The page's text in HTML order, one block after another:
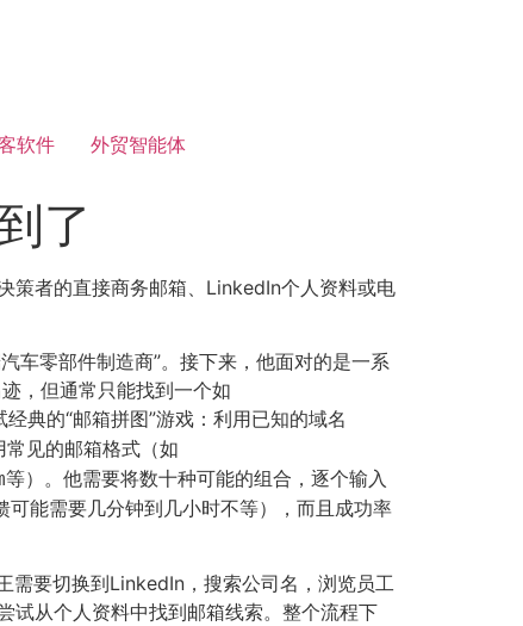
软件 外贸智能体
了
策者的直接商务邮箱、LinkedIn个人资料或电
车零部件制造商”。接下来，他面对的是一系
，但通常只能找到一个如
典的“邮箱拼图”游戏：利用已知的域名
常见的邮箱格式（如
等）。他需要将数十种可能的组合，逐个输入
能需要几分钟到几小时不等），而且成功率
需要切换到LinkedIn，搜索公司名，浏览员工
试从个人资料中找到邮箱线索。整个流程下